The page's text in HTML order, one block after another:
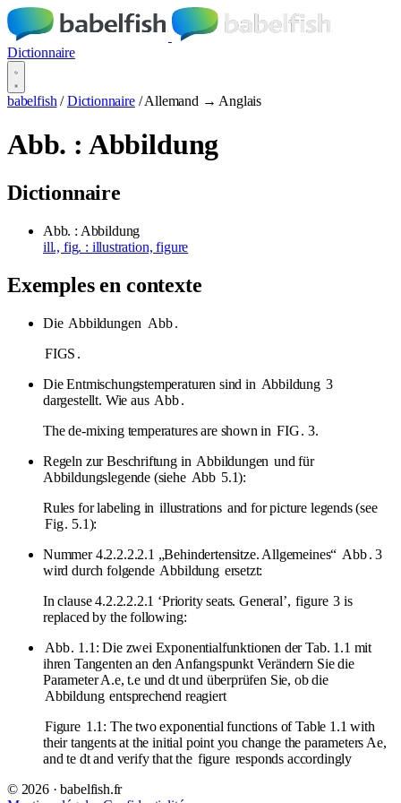
Dictionnaire
babelfish / Dictionnaire / Allemand → Anglais
Abb. : Abbildung
Dictionnaire
Abb. : Abbildung
ill., fig. : illustration, figure
Exemples en contexte
Die Abbildungen Abb.
FIGS .
Die Entmischungstemperaturen sind in Abbildung 3
dargestellt. Wie aus Abb.
The de-mixing temperatures are shown in FIG. 3.
Regeln zur Beschriftung in Abbildungen und für
Abbildungslegende (siehe Abb 5.1):
Rules for labeling in illustrations and for picture legends (see
Fig. 5.1):
Nummer 4.2.2.2.2.1 „Behindertensitze. Allgemeines“ Abb . 3
wird durch folgende Abbildung ersetzt:
In clause 4.2.2.2.2.1 ‘Priority seats. General’, figure 3 is
replaced by the following:
Abb. 1.1: Die zwei Exponentialfunktionen der Tab. 1.1 mit
ihren Tangenten an den Anfangspunkt Verändern Sie die
Parameter A.e, t.e und dt und überprüfen Sie, ob die
Abbildung entsprechend reagiert
Figure 1.1: The two exponential functions of Table 1.1 with
their tangents at the initial point you change the parameters Ae,
and te dt and verify that the figure responds accordingly
© 2026 · babelfish.fr